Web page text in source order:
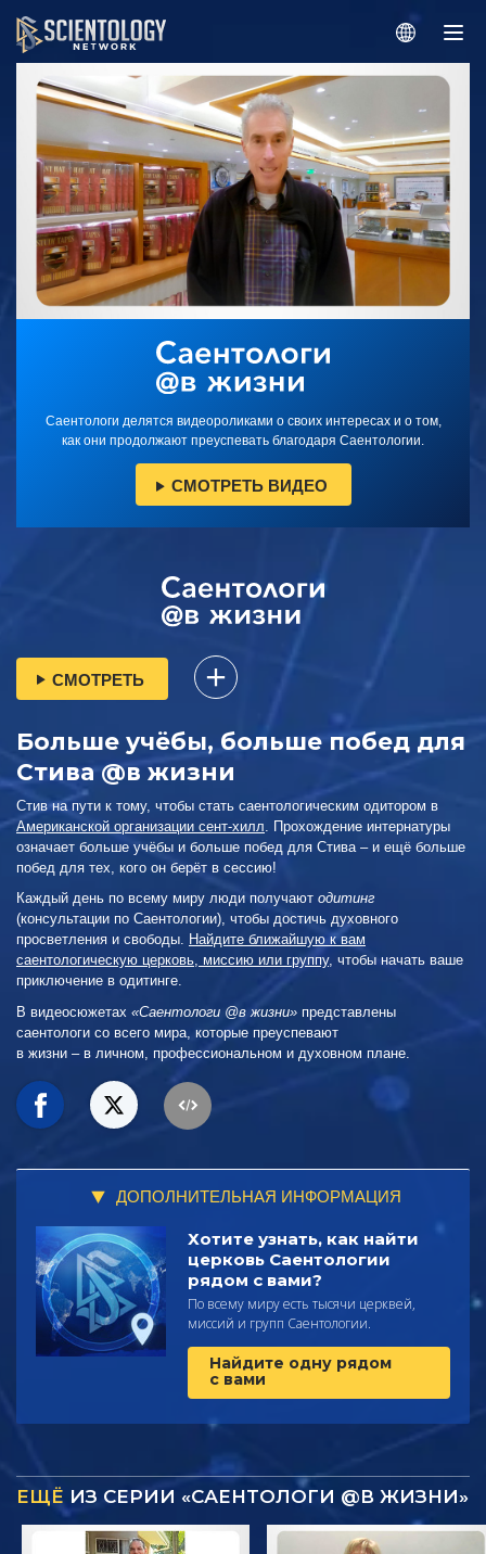
Саентологи делятся видеороликами о своих интересах и о том,
как они продолжают преуспевать благодаря Саентологии.
СМОТРЕТЬ ВИДЕО
СМОТРЕТЬ
Больше учёбы, больше побед для
Стива @в жизни
Стив на пути к тому, чтобы стать саентологическим одитором в
Американской организации сент-хилл . Прохождение интернатуры
означает больше учёбы и больше побед для Стива – и ещё больше
побед для тех, кого он берёт в сессию!
Каждый день по всему миру люди получают одитинг
(консультации по Саентологии), чтобы достичь духовного
просветления и свободы. Найдите ближайшую к вам
саентологическую церковь, миссию или группу, чтобы начать ваше
приключение в одитинге.
В видеосюжетах «Саентологи @в жизни» представлены
саентологи со всего мира, которые преуспевают
в жизни – в личном,
профессиональном и духовном плане.
ДОПОЛНИТЕЛЬНАЯ ИНФОРМАЦИЯ
Хотите узнать, как найти
церковь Саентологии
рядом с вами?
По всему миру есть тысячи церквей,
миссий и групп Саентологии.
Найдите одну рядом
с вами
ЕЩЁ ИЗ СЕРИИ «САЕНТОЛОГИ @В ЖИЗНИ»